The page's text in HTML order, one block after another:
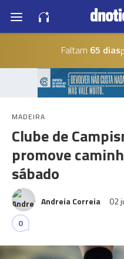
Faltam 65 dias
MADEIRA
Clube de
promove
sábado
Andreia Correia 02
0